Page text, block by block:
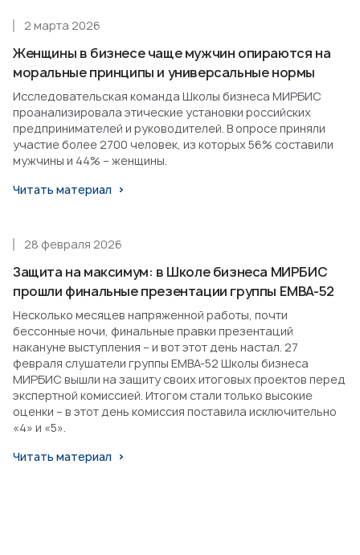
Женщины в бизнесе чаще мужчин опираются на
моральные принципы и универсальные нормы
2 марта 2026
Исследовательская команда Школы бизнеса МИРБИС
проанализировала этические установки российских
предпринимателей и руководителей. В опросе приняли
участие более 2700 человек, из которых 56% составили
мужчины и 44% – женщины.
Читать материал
Защита на максимум: в Школе бизнеса МИРБИС
прошли финальные презентации группы EMBA-52
28 февраля 2026
Несколько месяцев напряженной работы, почти
бессонные ночи, финальные правки презентаций
накануне выступления – и вот этот день настал. 27
февраля слушатели группы EMBA-52 Школы бизнеса
МИРБИС вышли на защиту своих итоговых проектов перед
экспертной комиссией. Итогом стали только высокие
оценки – в этот день комиссия поставила исключительно
«4» и «5».
Читать материал